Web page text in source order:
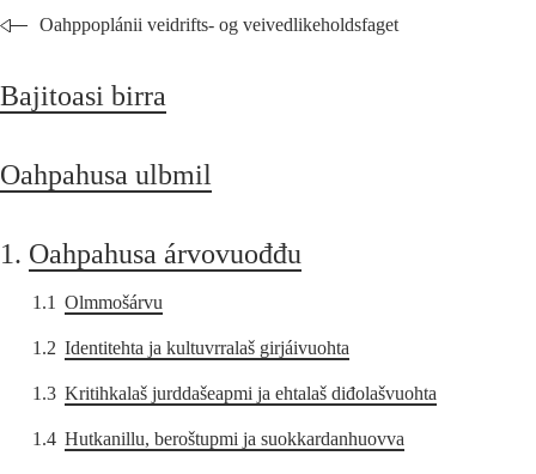
Oahppoplánii veidrifts- og veivedlikeholdsfaget
Bajitoasi birra
Oahpahusa ulbmil
1. Oahpahusa árvovuođđu
1.1 Olmmošárvu
1.2 Identitehta ja kultuvrralaš girjáivuohta
1.3 Kritihkalaš jurddašeapmi ja ehtalaš diđolašvuohta
1.4 Hutkanillu, beroštupmi ja suokkardanhuovva